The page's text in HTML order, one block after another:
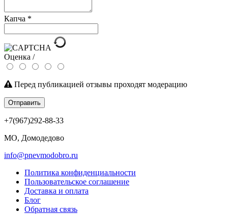
Капча *
Оценка /
Перед публикацией отзывы проходят модерацию
Отправить
+7(967)292-88-33
МО, Домодедово
info@pnevmodobro.ru
Политика конфиденциальности
Пользовательское соглашение
Доставка и оплата
Блог
Обратная связь